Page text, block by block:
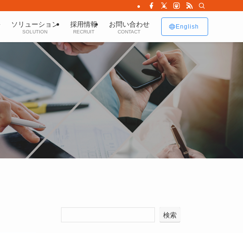
ソリューション
SOLUTION
採用情報
RECRUIT
お問い合わせ
CONTACT
English
検索